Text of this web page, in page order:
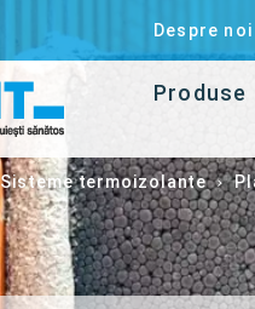
Despre noi
Produse
Sisteme termoizolante